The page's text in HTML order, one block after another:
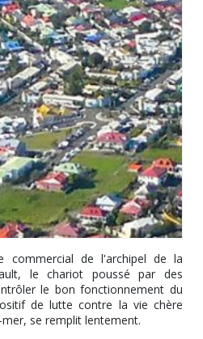
commercial de l'archipel de la
le chariot poussé par des
le bon fonctionnement du
de lutte contre la vie chère
se remplit lentement.